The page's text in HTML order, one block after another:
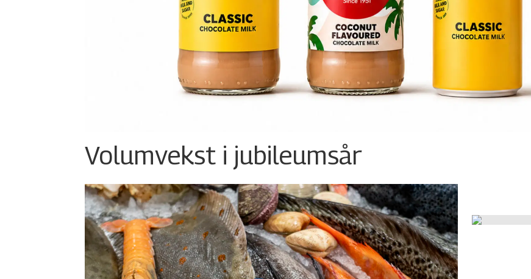
Volumvekst i jubileumsår